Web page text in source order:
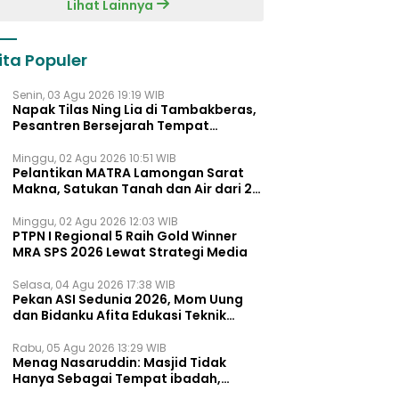
Lihat Lainnya
Populer
Senin, 03 Agu 2026 19:19 WIB
Napak Tilas Ning Lia di Tambakberas,
Pesantren Bersejarah Tempat
Minggu, 02 Agu 2026 10:51 WIB
Pelantikan MATRA Lamongan Sarat
Makna, Satukan Tanah dan Air dari 27
Minggu, 02 Agu 2026 12:03 WIB
PTPN I Regional 5 Raih Gold Winner
MRA SPS 2026 Lewat Strategi Media
Selasa, 04 Agu 2026 17:38 WIB
Pekan ASI Sedunia 2026, Mom Uung
dan Bidanku Afita Edukasi Teknik
ASI Eksklusif
Rabu, 05 Agu 2026 13:29 WIB
Menag Nasaruddin: Masjid Tidak
Hanya Sebagai Tempat ibadah,